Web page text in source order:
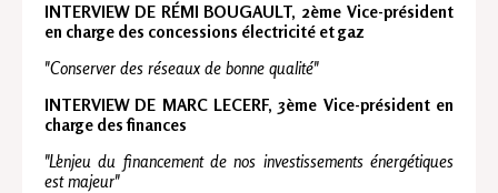
INTERVIEW DE RÉMI BOUGAULT, 2ème Vice-président
en charge des concessions électricité et gaz
"Conserver des réseaux de bonne qualité"
INTERVIEW DE MARC LECERF, 3ème Vice-président en
charge des finances
"L'enjeu du financement de nos investissements énergétiques
est majeur"